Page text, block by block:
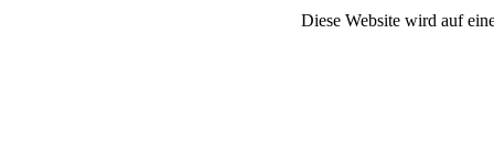
Diese Website wird auf